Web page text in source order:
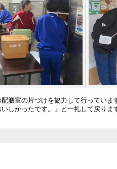
膳室の片づけを協力して行ってい
しかったです。」と一礼して戻り